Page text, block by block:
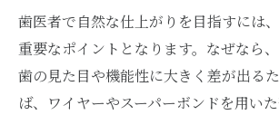
歯医者で自然な仕上がりを目指すには
重要なポイントとなります。なぜなら
歯の見た目や機能性に大きく差が出る
ば、ワイヤーやスーパーボンドを用い